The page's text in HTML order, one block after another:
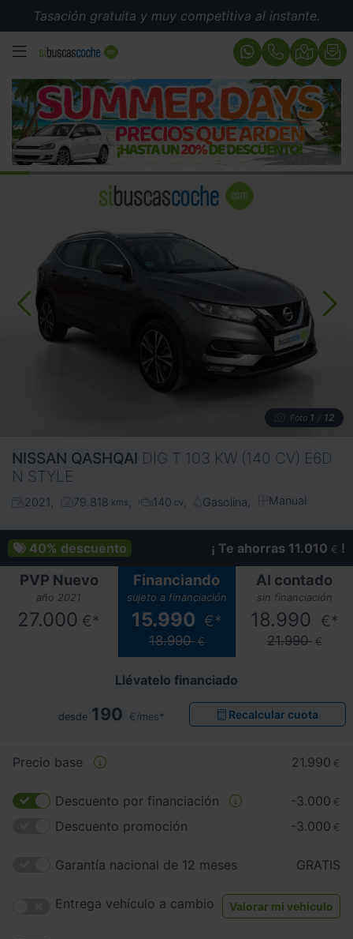
Tasación gratuita y muy competitiva al instante.
MENÚ
Foto 1 / 12
NISSAN QASHQAI DIG T 103 KW (140 CV) E6D
N STYLE
2021 79.818 kms 140 cv Gasolina Manual
40% descuento ¡ Te ahorras 11.010 € !
PVP Nuevo
año 2021
27.000 €*
Financiando
sujeto a financiación
15.990 €*
18.990 €
Al contado
sin financiación
18.990 €*
21.990 €
Llévatelo financiado
desde 190 €/mes* Recalcular cuota
Precio base 21.990 €
Descuento por financiación -3.000 €
Descuento promoción -3.000 €
Garantía nacional de 12 meses GRATIS
Entrega vehículo a cambio Valorar mi vehículo